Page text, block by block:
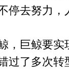
停去努力
，巨鲸要
过了多次